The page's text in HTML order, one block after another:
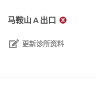
马鞍山 A 出口
更新诊所资料